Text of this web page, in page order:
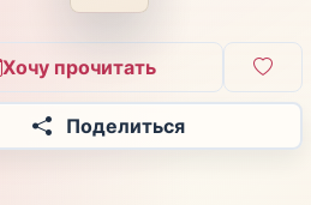
Хочу прочитать
Поделиться